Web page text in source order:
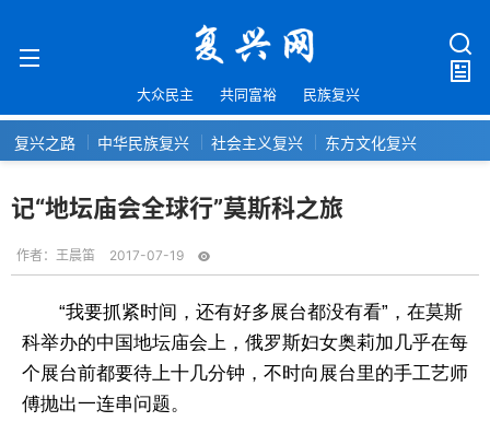
大众民主 共同富裕 民族复兴
复兴之路 中华民族复兴 社会主义复兴 东方文化复兴
记“地坛庙会全球行”莫斯科之旅
作者： 王晨笛 2017-07-19
“我要抓紧时间，还有好多展台都没有看”，在莫斯
科举办的中国地坛庙会上，俄罗斯妇女奥莉加几乎在每
个展台前都要待上十几分钟，不时向展台里的手工艺师
傅抛出一连串问题。